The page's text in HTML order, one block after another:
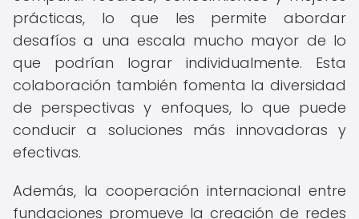
prácticas, lo que les permite abordar
desafíos a una escala mucho mayor de lo
que podrían lograr individualmente. Esta
colaboración también fomenta la diversidad
de perspectivas y enfoques, lo que puede
conducir a soluciones más innovadoras y
efectivas.
Además, la cooperación internacional entre
fundaciones promueve la creación de redes